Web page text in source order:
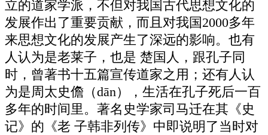
立的道家学派，不但对我国古代思想文化的
发展作出了重要贡献，而且对我国2000多年
来思想文化的发展产生了深远的影响。也有
人认为是老莱子，也是 楚国人，跟孔子同
时，曾著书十五篇宣传道家之用；还有人认
为是周太史儋（dān），生活在孔子死后一百
多年的时间里。著名史学家司马迁在其《史
记》的《老 子韩非列传》中即说明了当时对